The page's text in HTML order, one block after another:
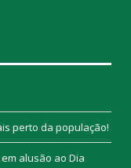
perto da população!
alusão ao Dia